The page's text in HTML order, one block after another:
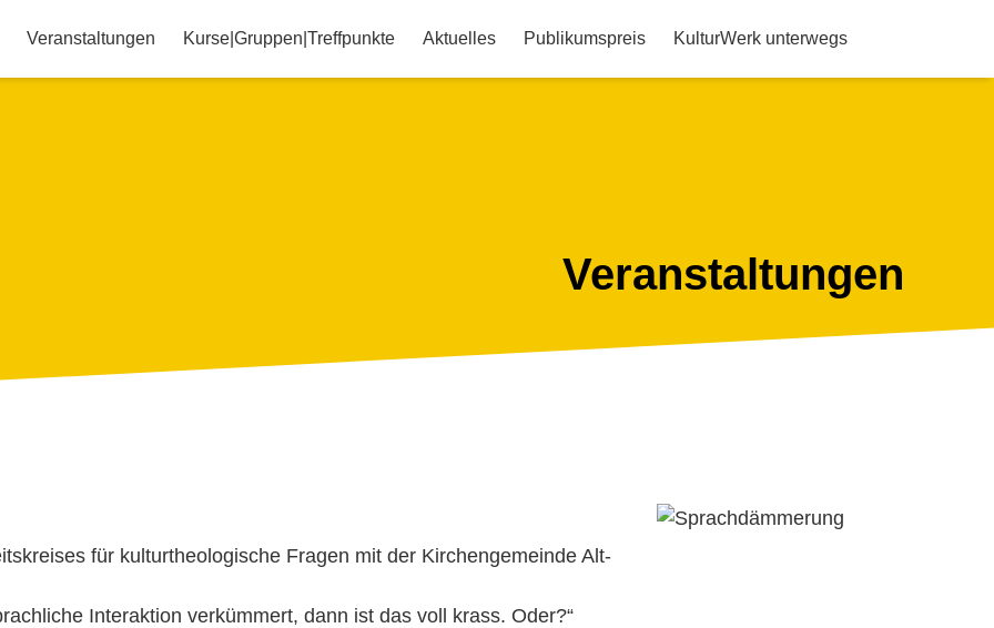
Veranstaltungen Kurse|Gruppen|Treffpunkte Aktuelles Publikumspreis KulturWerk unterwegs
Veranstaltungen
für kulturtheologische Fragen mit der Kirchengemeinde Alt-
Interaktion verkümmert, dann ist das voll krass. Oder?“